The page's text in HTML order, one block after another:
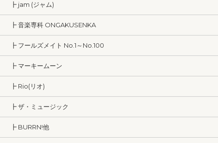
┣ jam (ジャム)
┣ 音楽専科 ONGAKUSENKA
┣ フールズメイト No.1～No.100
┣ マーキームーン
┣ Rio(リオ)
┣ ザ・ミュージック
┣ BURRN!他